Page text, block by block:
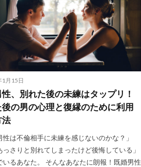
月15日
、別れた後の未練はタップリ！
後の男の心理と復縁のために利用
性は不倫相手に未練を感じないのかな？」
っさりと別れてしまったけど後悔している」
いるあなた。 そんなあなたに朗報！既婚男性